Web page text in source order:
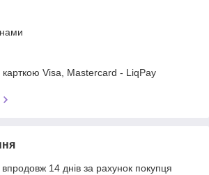
Visa, Mastercard - LiqPay
14 днів за рахунок покупця